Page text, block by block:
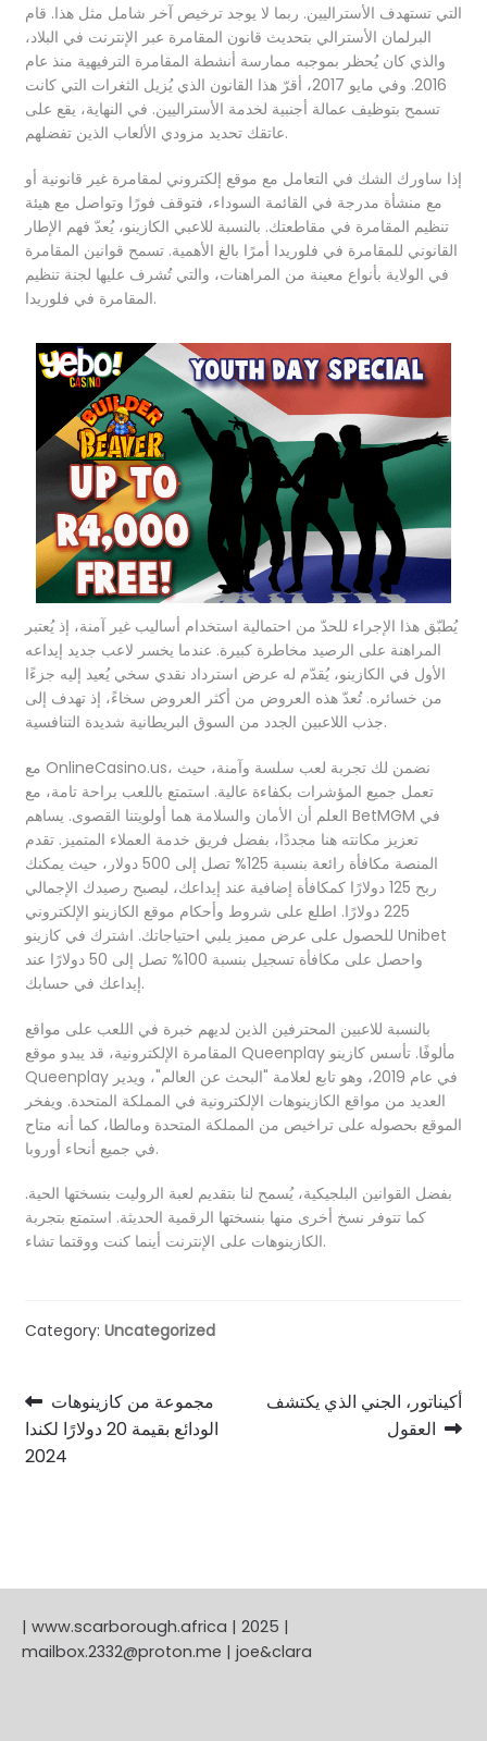
التي تستهدف الأستراليين. ربما لا يوجد ترخيص آخر شامل مثل هذا. قام
البرلمان الأسترالي بتحديث قانون المقامرة عبر الإنترنت في البلاد،
والذي كان يُحظر بموجبه ممارسة أنشطة المقامرة الترفيهية منذ عام
2016. وفي مايو 2017، أقرّ هذا القانون الذي يُزيل الثغرات التي كانت
تسمح بتوظيف عمالة أجنبية لخدمة الأستراليين. في النهاية، يقع على
عاتقك تحديد مزودي الألعاب الذين تفضلهم.
إذا ساورك الشك في التعامل مع موقع إلكتروني لمقامرة غير قانونية أو
مع منشأة مدرجة في القائمة السوداء، فتوقف فورًا وتواصل مع هيئة
تنظيم المقامرة في مقاطعتك. بالنسبة للاعبي الكازينو، يُعدّ فهم الإطار
القانوني للمقامرة في فلوريدا أمرًا بالغ الأهمية. تسمح قوانين المقامرة
في الولاية بأنواع معينة من المراهنات، والتي تُشرف عليها لجنة تنظيم
المقامرة في فلوريدا.
يُطبّق هذا الإجراء للحدّ من احتمالية استخدام أساليب غير آمنة، إذ يُعتبر
المراهنة على الرصيد مخاطرة كبيرة. عندما يخسر لاعب جديد إيداعه
الأول في الكازينو، يُقدّم له عرض استرداد نقدي سخي يُعيد إليه جزءًا
من خسائره. تُعدّ هذه العروض من أكثر العروض سخاءً، إذ تهدف إلى
جذب اللاعبين الجدد من السوق البريطانية شديدة التنافسية.
مع OnlineCasino.us، نضمن لك تجربة لعب سلسة وآمنة، حيث
تعمل جميع المؤشرات بكفاءة عالية. استمتع باللعب براحة تامة، مع
العلم أن الأمان والسلامة هما أولويتنا القصوى. يساهم BetMGM في
تعزيز مكانته هنا مجددًا، بفضل فريق خدمة العملاء المتميز. تقدم
المنصة مكافأة رائعة بنسبة 125% تصل إلى 500 دولار، حيث يمكنك
ربح 125 دولارًا كمكافأة إضافية عند إيداعك، ليصبح رصيدك الإجمالي
225 دولارًا. اطلع على شروط وأحكام موقع الكازينو الإلكتروني
للحصول على عرض مميز يلبي احتياجاتك. اشترك في كازينو Unibet
واحصل على مكافأة تسجيل بنسبة 100% تصل إلى 50 دولارًا عند
إيداعك في حسابك.
بالنسبة للاعبين المحترفين الذين لديهم خبرة في اللعب على مواقع
المقامرة الإلكترونية، قد يبدو موقع Queenplay مألوفًا. تأسس كازينو
Queenplay في عام 2019، وهو تابع لعلامة "البحث عن العالم"، ويدير
العديد من مواقع الكازينوهات الإلكترونية في المملكة المتحدة. ويفخر
الموقع بحصوله على تراخيص من المملكة المتحدة ومالطا، كما أنه متاح
في جميع أنحاء أوروبا.
بفضل القوانين البلجيكية، يُسمح لنا بتقديم لعبة الروليت بنسختها الحية.
كما تتوفر نسخ أخرى منها بنسختها الرقمية الحديثة. استمتع بتجربة
الكازينوهات على الإنترنت أينما كنت ووقتما تشاء.
Category: Uncategorized
Post
navigation
Previous
post:
مجموعة من كازينوهات
الودائع بقيمة 20 دولارًا لكندا
2024
Next
أكيناتور، الجني الذي يكتشف
العقول
| www.scarborough.africa | 2025 |
mailbox.2332@proton.me | joe&clara